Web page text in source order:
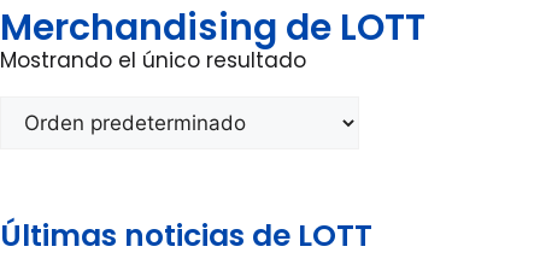
Merchandising de LOTT
Mostrando el único resultado
Últimas noticias de LOTT